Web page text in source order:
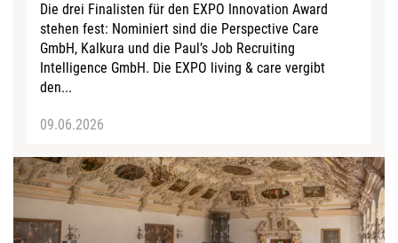
Die drei Finalisten für den EXPO Innovation Award
stehen fest: Nominiert sind die Perspective Care
GmbH, Kalkura und die Paul’s Job Recruiting
Intelligence GmbH. Die EXPO living & care vergibt
den...
09.06.2026